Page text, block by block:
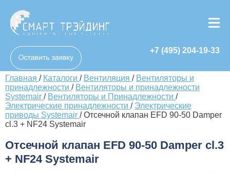
+7 (495) 204-19-33
Главная / Каталоги / Вентиляция / Вентиляторы и
принадлежности / Вентиляторы и принадлежности
Systemair / Вентиляторы и Принадлежности /
Электрические принадлежности / Электрические
приводы Systemair /Отсечной клапан EFD 90-50 Damper
cl.3 + NF24 Systemair
Отсечной клапан EFD 90-50 Damper cl.3
+ NF24 Systemair